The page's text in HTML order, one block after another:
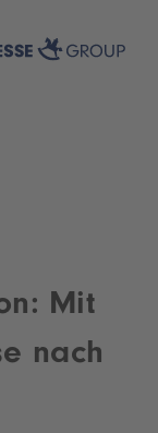
Mit
nach